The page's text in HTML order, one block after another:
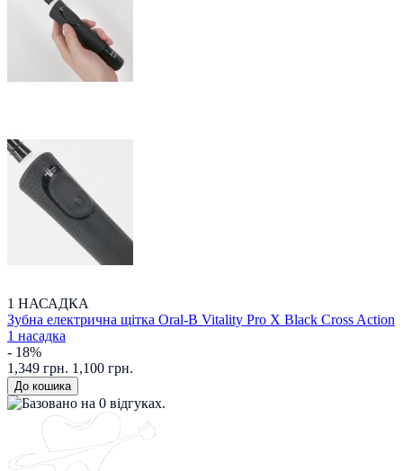
1 НАСАДКА
Зубна електрична щітка Oral-B Vitality Pro X Black Cross Action
1 насадка
- 18%
1,349 грн. 1,100 грн.